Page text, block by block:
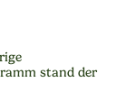
stand der